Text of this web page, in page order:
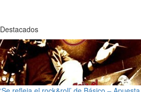
Destacados